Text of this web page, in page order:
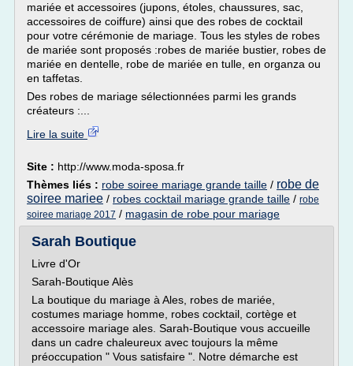
mariée et accessoires (jupons, étoles, chaussures, sac,
accessoires de coiffure) ainsi que des robes de cocktail
pour votre cérémonie de mariage. Tous les styles de robes
de mariée sont proposés :robes de mariée bustier, robes de
mariée en dentelle, robe de mariée en tulle, en organza ou
en taffetas.
Des robes de mariage sélectionnées parmi les grands
créateurs :...
Lire la suite
Site : http://www.moda-sposa.fr
Thèmes liés : robe soiree mariage grande taille / robe de
soiree mariee / robes cocktail mariage grande taille / robe
soiree mariage 2017 / magasin de robe pour mariage
Sarah Boutique
Livre d'Or
Sarah-Boutique Alès
La boutique du mariage à Ales, robes de mariée,
costumes mariage homme, robes cocktail, cortège et
accessoire mariage ales. Sarah-Boutique vous accueille
dans un cadre chaleureux avec toujours la même
préoccupation " Vous satisfaire ". Notre démarche est